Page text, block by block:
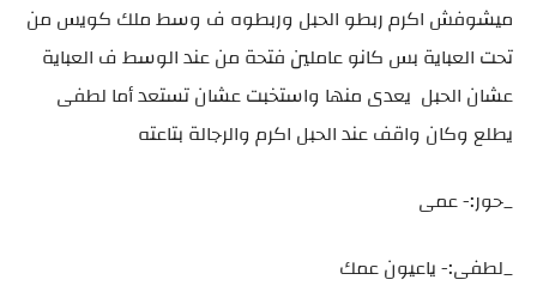
ميشوفش اكرم ربطو الحبل وربطوه ف وسط ملك كويس من
تحت العباية بس كانو عاملين فتحة من عند الوسط ف العباية
عشان الحبل يعدى منها واستخبت عشان تستعد أما لطفى
يطلع وكان واقف عند الحبل اكرم والرجالة بتاعته
_حور:- عمى
_لطفى:- ياعيون عمك